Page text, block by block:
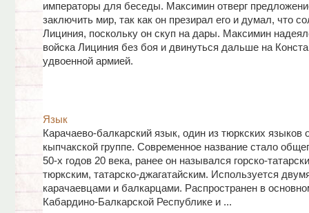
императоры для беседы. Максимин отверг
заключить мир, так как он презирал его и думал, что
Лициния, поскольку он скуп на дары. Максимин
войска Лициния без боя и двинуться дальше на
удвоенной армией.
Язык
Карачаево-балкарский язык, один из тюркских языков
кыпчакской группе. Современное название стало
50-х годов 20 века, ранее он назывался горско-
тюркским, татарско-джагатайским. Используется
карачаевцами и балкарцами. Распространен в
Кабардино-Балкарской Республике и ...